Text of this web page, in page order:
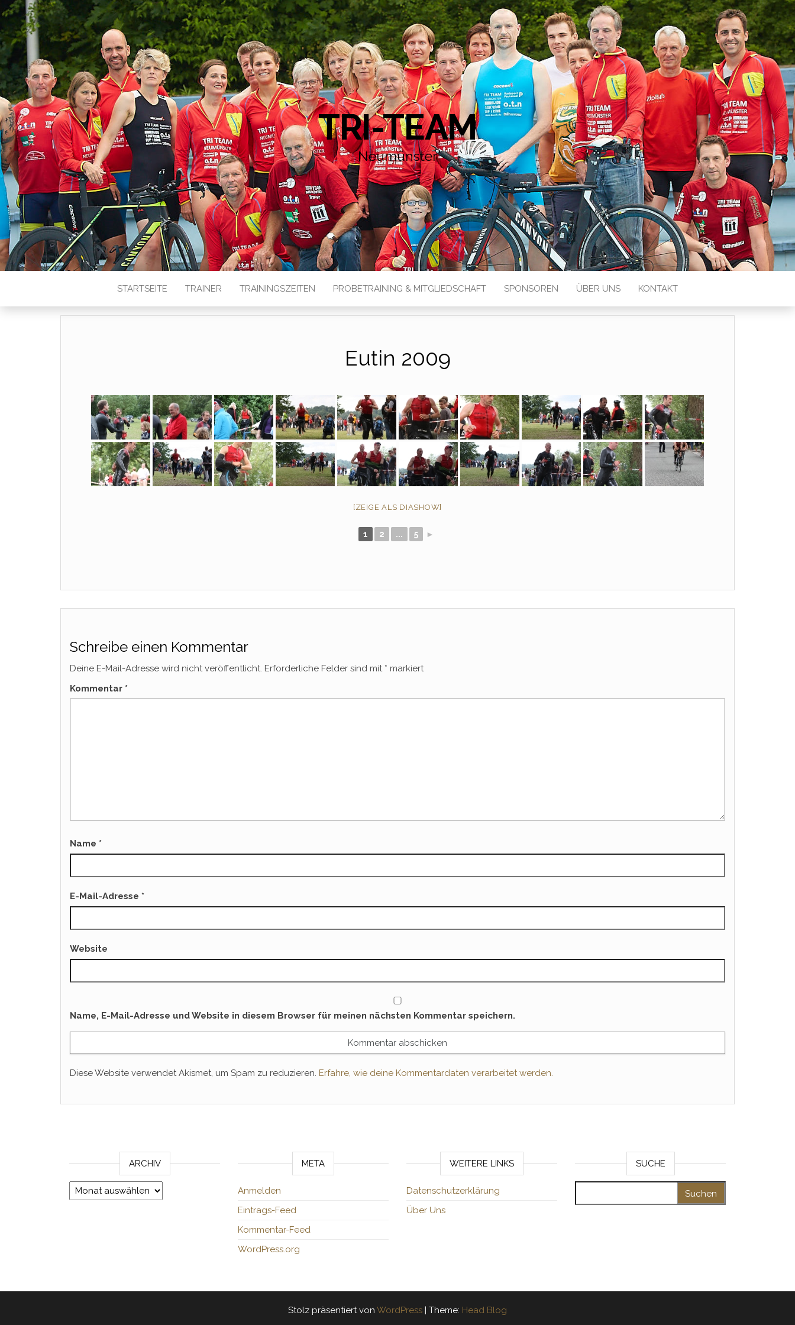
TRI-TEAM
Neumünster
STARTSEITE TRAINER TRAININGSZEITEN PROBETRAINING & MITGLIEDSCHAFT SPONSOREN ÜBER UNS KONTAKT
Eutin 2009
[ZEIGE ALS DIASHOW]
1 2 ... 5 ►
Schreibe einen Kommentar
Deine E-Mail-Adresse wird nicht veröffentlicht. Erforderliche Felder sind mit * markiert
Kommentar *
Name *
E-Mail-Adresse *
Website
Name, E-Mail-Adresse und Website in diesem Browser für meinen nächsten Kommentar speichern.
Diese Website verwendet Akismet, um Spam zu reduzieren. Erfahre, wie deine Kommentardaten verarbeitet werden.
ARCHIV
Archiv
META
Anmelden
Eintrags-Feed
Kommentar-Feed
WordPress.org
WEITERE LINKS
Datenschutzerklärung
Über Uns
SUCHE
Stolz präsentiert von WordPress | Theme: Head Blog